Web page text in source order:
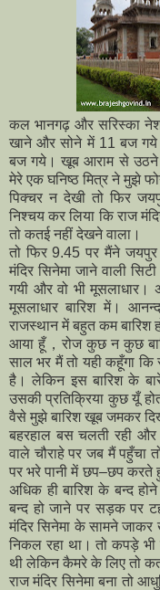
कल भानगढ़ और सरिस्का
खाने और सोने में 11 बज
बज गये। खूब आराम से उठने
मेरे एक घनिष्ठ मित्र ने मुझे
पिक्चर न देखी तो फिर
निश्चय कर लिया कि राज
तो कतई नहीं देखने वाला।
तो फिर 9.45 पर मैंने
मंदिर सिनेमा जाने वाली
गयी और वो भी मूसलाधार।
मूसलाधार बारिश में।
राजस्थान में बहुत कम बारिश
आया हूँ，रोज कुछ न कुछ
साल भर मैं तो यही कहूँगा कि
है। लेकिन इस बारिश के
उसकी प्रतिक्रिया कुछ यूँ
वैसे मुझे बारिश खूब जमकर
बहरहाल बसचलती रही और
वाले चौराहे पर जब मैं
पर भरे पानी में छप–छप करते
अधिक ही बारिश के बन्द
बन्द हो जाने पर सड़क पर
मंदिर सिनेमा के सामने जाकर
निकल रहा था। तो कपड़े भी
थी लेकिन कैमरे के लिए तो
राज मंदिर सिनेमा बना तो